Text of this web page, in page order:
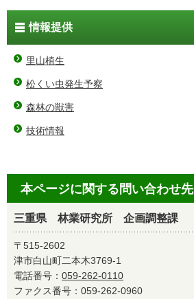
情報提供
里山植生
松くい虫発生予察
森林の獣害
技術情報
本ページに関する問い合わせ先
三重県 林業研究所 企画調整課
〒515-2602
津市白山町二本木3769-1
電話番号： 059-262-0110
ファクス番号：059-262-0960